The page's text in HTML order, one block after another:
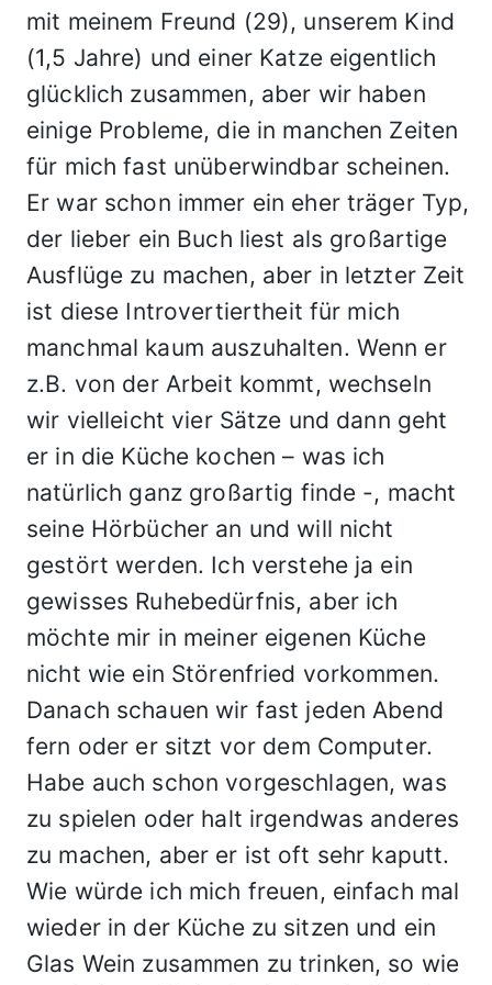
mit meinem Freund (29), unserem Kind
(1,5 Jahre) und einer Katze eigentlich
glücklich zusammen, aber wir haben
einige Probleme, die in manchen Zeiten
für mich fast unüberwindbar scheinen.
Er war schon immer ein eher träger Typ,
der lieber ein Buch liest als großartige
Ausflüge zu machen, aber in letzter Zeit
ist diese Introvertiertheit für mich
manchmal kaum auszuhalten. Wenn er
z.B. von der Arbeit kommt, wechseln
wir vielleicht vier Sätze und dann geht
er in die Küche kochen – was ich
natürlich ganz großartig finde -, macht
seine Hörbücher an und will nicht
gestört werden. Ich verstehe ja ein
gewisses Ruhebedürfnis, aber ich
möchte mir in meiner eigenen Küche
nicht wie ein Störenfried vorkommen.
Danach schauen wir fast jeden Abend
fern oder er sitzt vor dem Computer.
Habe auch schon vorgeschlagen, was
zu spielen oder halt irgendwas anderes
zu machen, aber er ist oft sehr kaputt.
Wie würde ich mich freuen, einfach mal
wieder in der Küche zu sitzen und ein
Glas Wein zusammen zu trinken, so wie